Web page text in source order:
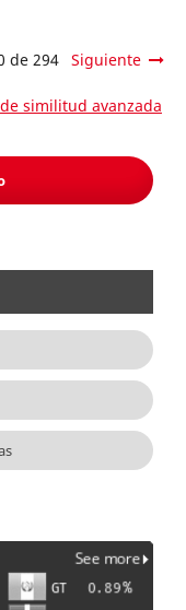
de 294 Siguiente
similitud avanzada